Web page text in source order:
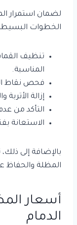
لضمان استمرار
الخطوات
تنظيف
المناسبة.
فحص نقاط
إزالة
التأكد من
الاستعانة
بالإضافة إلى
المظلة والحفاظ
أسعار
الدمام